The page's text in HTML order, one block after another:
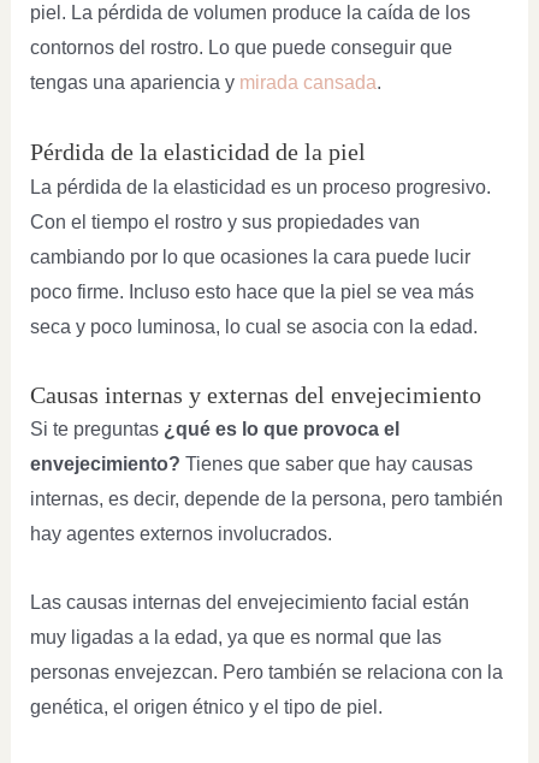
piel. La pérdida de volumen produce la caída de los
contornos del rostro. Lo que puede conseguir que
tengas una apariencia y mirada cansada.
Pérdida de la elasticidad de la piel
La pérdida de la elasticidad es un proceso progresivo.
Con el tiempo el rostro y sus propiedades van
cambiando por lo que ocasiones la cara puede lucir
poco firme. Incluso esto hace que la piel se vea más
seca y poco luminosa, lo cual se asocia con la edad.
Causas internas y externas del envejecimiento
Si te preguntas¿qué es lo que provoca el
envejecimiento? Tienes que saber que hay causas
internas, es decir, depende de la persona, pero también
hay agentes externos involucrados.
Las causas internas del envejecimiento facial están
muy ligadas a la edad, ya que es normal que las
personas envejezcan. Pero también se relaciona con la
genética, el origen étnico y el tipo de piel.